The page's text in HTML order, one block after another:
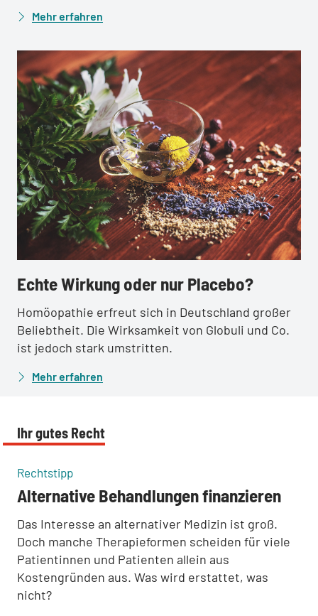
Mehr erfahren
:Echte Wirkung oder nur Placebo?
Homöopathie erfreut sich in Deutschland großer
Beliebtheit. Die Wirksamkeit von Globuli und Co.
ist jedoch stark umstritten.
Mehr erfahren
Ihr gutes Recht
Rechtstipp:
Alternative Behandlungen finanzieren
Das Interesse an alternativer Medizin ist groß.
Doch manche Therapieformen scheiden für viele
Patientinnen und Patienten allein aus
Kostengründen aus. Was wird erstattet, was
nicht?